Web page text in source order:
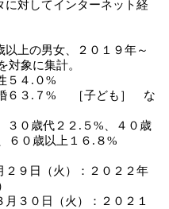
対してインターネット経
上の男女、２０１９年～
対象に集計。
５４.０%
６３.７% ［子ども］ な
３０歳代２２.５%、４０歳
６０歳以上１６.８%
２９日（火）：２０２２年
３０日（火）：２０２１